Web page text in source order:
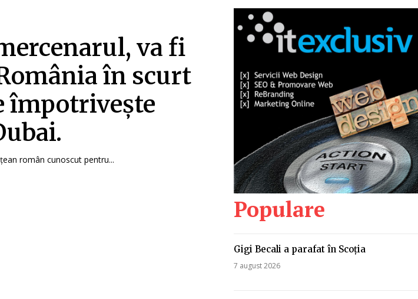
va fi
în scurt
împotrivește
român cunoscut pentru...
Populare
Gigi Becali a parafat în Scoția
7 august 2026